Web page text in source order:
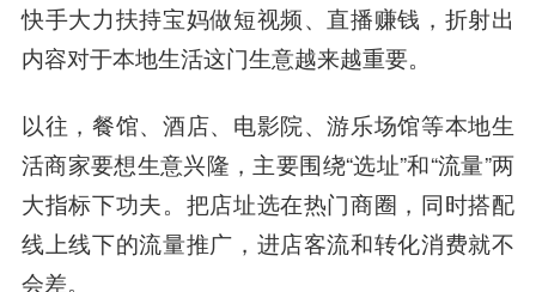
快手大力扶持宝妈做短视频、直播赚钱，折射出
内容对于本地生活这门生意越来越重要。
以往，餐馆、酒店、电影院、游乐场馆等本地生
活商家要想生意兴隆，主要围绕“选址”和“流量”两
大指标下功夫。把店址选在热门商圈，同时搭配
线上线下的流量推广，进店客流和转化消费就不
会差。